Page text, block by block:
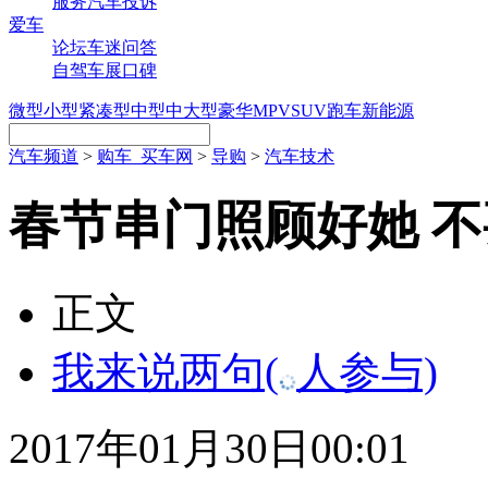
爱车
论坛车迷问答
自驾车展口碑
微型小型紧凑型中型中大型豪华MPVSUV跑车新能源
汽车频道 > 购车_买车网 > 导购 > 汽车技术
春节串门照顾好她
正文
我来说两句( 人参与)
2017年01月30日00:01